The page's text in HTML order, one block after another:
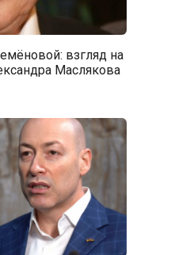
взгляд на
Маслякова